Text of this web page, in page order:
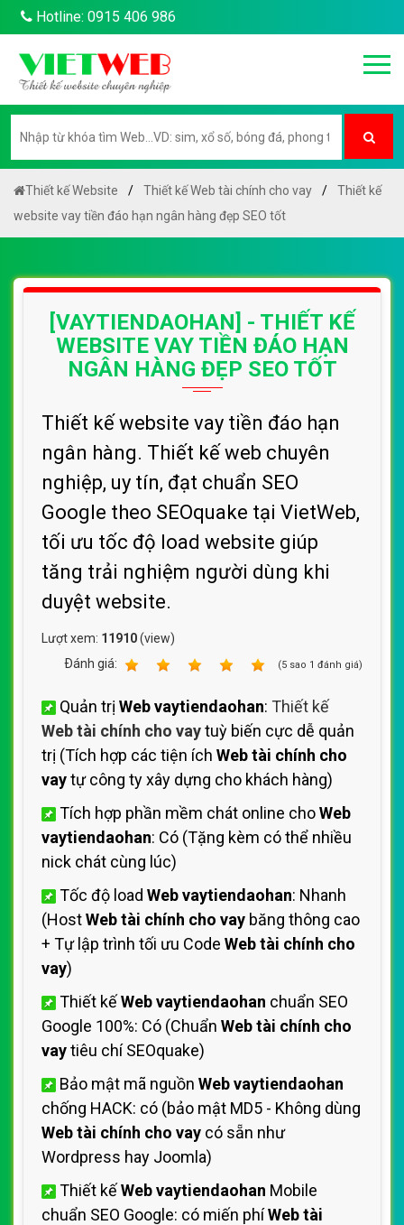
Hotline: 0915 406 986
Thiết kế Website Thiết kế Web tài chính cho vay
Thiết kế
website vay tiền đáo hạn ngân hàng đẹp SEO tốt
[VAYTIENDAOHAN] - THIẾT KẾ
WEBSITE VAY TIỀN ĐÁO HẠN
NGÂN HÀNG ĐẸP SEO TỐT
Thiết kế website vay tiền đáo hạn
ngân hàng. Thiết kế web chuyên
nghiệp, uy tín, đạt chuẩn SEO
Google theo SEOquake tại VietWeb,
tối ưu tốc độ load website giúp
tăng trải nghiệm người dùng khi
duyệt website.
Lượt xem: 11910(view)
Ðánh giá:
(5 sao 1 đánh giá)
Quản trị Web vaytiendaohan: Thiết kế
Web tài chính cho vaytuỳ biến cực dễ quản
trị (Tích hợp các tiện ích Web tài chính cho
vaytự công ty xây dựng cho khách hàng)
Tích hợp phần mềm chát online choWeb
vaytiendaohan: Có (Tặng kèm có thể nhiều
nick chát cùng lúc)
Tốc độ load Web vaytiendaohan: Nhanh
(HostWeb tài chính cho vay băng thông cao
+ Tự lập trình tối ưu Code Web tài chính cho
vay)
Thiết kếWeb vaytiendaohan chuẩn SEO
Google 100%: Có (Chuẩn Web tài chính cho
vaytiêu chí SEOquake)
Bảo mật mã nguồn Web vaytiendaohan
chống HACK: có (bảo mật MD5 - Không dùng
Web tài chính cho vay có sẵn như
Wordpress hay Joomla)
Thiết kếWeb vaytiendaohan Mobile
chuẩn SEO Google: có miến phíWeb tài